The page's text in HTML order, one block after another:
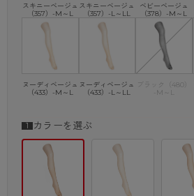
スキニーベージュ
（357）-M～L
スキニーベージュ
（357）-L～LL
ベビーベージュ
（378）-M～L
ヌーディベージュ
（433）-M～L
ヌーディベージュ
（433）-L～LL
ブラック（480）
-M～L
カラーを選ぶ